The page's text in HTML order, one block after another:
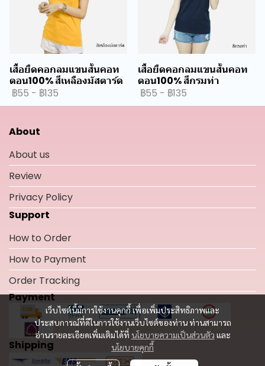
เสื้อยืดคอกลมแขนสั้นคอท
ตอน100% สีเหลืองมัสตาร์ด
฿55 - ฿135
เสื้อยืดคอกลมแขนสั้นคอท
ตอน100% สีกรมท่า
฿55 - ฿135
เว็บไซต์นี้มีการใช้งานคุกกี้ เพื่อเพิ่มประสิทธิภาพและ
ประสบการณ์ที่ดีในการใช้งานเว็บไซต์ของท่าน ท่านสามารถ
อ่านรายละเอียดเพิ่มเติมได้ที่ นโยบายความเป็นส่วนตัว และ
นโยบายคุกกี้
About
About us
Review
Privacy Policy
Support
How to Order
How to Payment
Order Tracking
Payment
Shipping